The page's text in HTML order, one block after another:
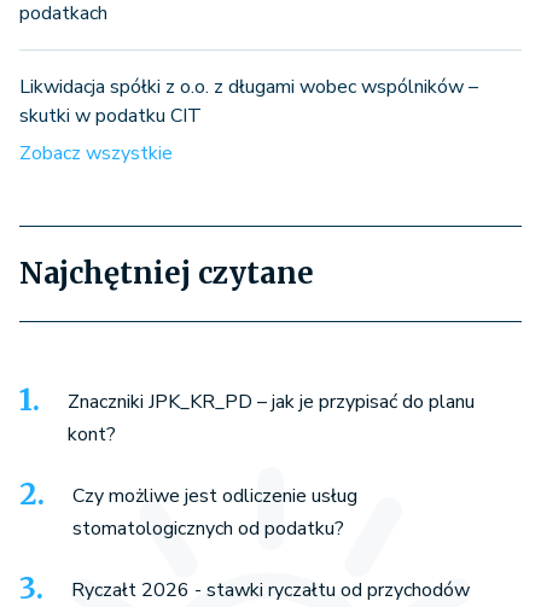
podatkach
Likwidacja spółki z o.o. z długami wobec wspólników –
skutki w podatku CIT
Zobacz wszystkie
Najchętniej czytane
Znaczniki JPK_KR_PD – jak je przypisać do planu
kont?
Czy możliwe jest odliczenie usług
stomatologicznych od podatku?
Ryczałt 2026 - stawki ryczałtu od przychodów